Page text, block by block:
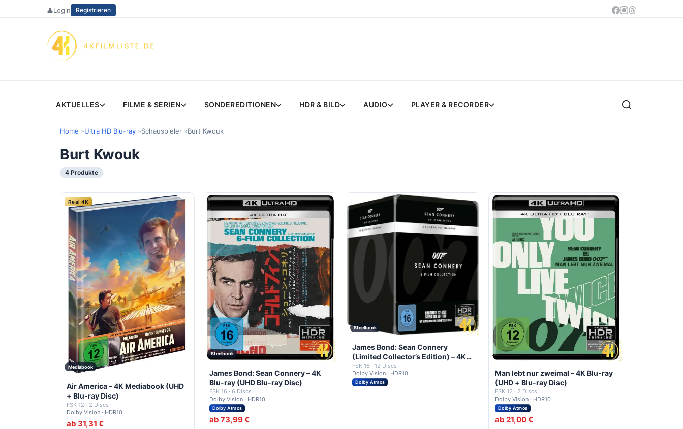
👤Login Registrieren
AKTUELLES FILME & SERIEN SONDEREDITIONEN HDR & BILD AUDIO PLAYER & RECORDER
Home Ultra HD Blu-ray Schauspieler Burt Kwouk
Burt Kwouk
4 Produkte
Real 4K
Mediabook
Air America – 4K Mediabook (UHD
+ Blu-ray Disc)
FSK 12 · 2 Discs
Dolby Vision · HDR10
ab 31,31 €
Steelbook
James Bond: Sean Connery – 4K
Blu-ray (UHD Blu-ray Disc)
FSK 16 · 6 Discs
Dolby Vision · HDR10
Dolby Atmos
ab 73,99 €
Steelbook
James Bond: Sean Connery
(Limited Collector’s Edition) – 4K
Steelbook (UHD + Blu-ray Disc)
FSK 16 · 12 Discs
Dolby Vision · HDR10
Dolby Atmos
Man lebt nur zweimal – 4K Blu-ray
(UHD + Blu-ray Disc)
FSK 12 · 2 Discs
Dolby Vision · HDR10
Dolby Atmos
ab 21,00 €